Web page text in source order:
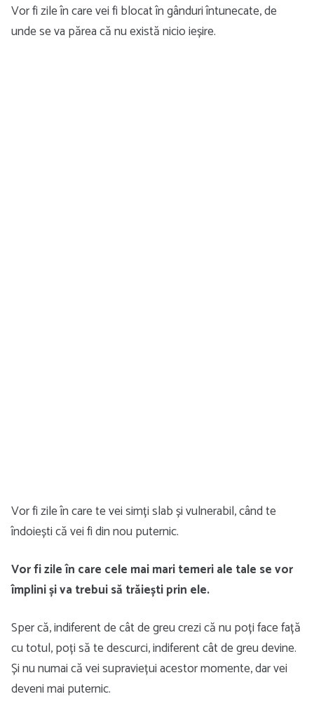
Vor fi zile în care vei fi blocat în gânduri întunecate, de
unde se va părea că nu există nicio ieșire.
Vor fi zile în care te vei simți slab și vulnerabil, când te
îndoiești că vei fi din nou puternic.
Vor fi zile în care cele mai mari temeri ale tale se vor
împlini și va trebui să trăiești prin ele.
Sper că, indiferent de cât de greu crezi că nu poți face față
cu totul, poți să te descurci, indiferent cât de greu devine.
Și nu numai că vei supraviețui acestor momente, dar vei
deveni mai puternic.